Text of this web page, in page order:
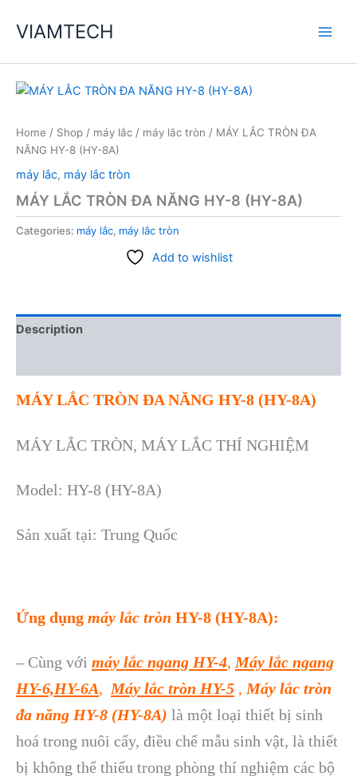
VIAMTECH
Home / Shop / máy lắc / máy lắc tròn / MÁY LẮC TRÒN ĐA
NĂNG HY-8 (HY-8A)
máy lắc, máy lắc tròn
MÁY LẮC TRÒN ĐA NĂNG HY-8 (HY-8A)
Categories: máy lắc, máy lắc tròn
Add to wishlist
Description
MÁY LẮC TRÒN ĐA NĂNG HY-8 (HY-8A)
MÁY LẮC TRÒN, MÁY LẮC THÍ NGHIỆM
Model: HY-8 (HY-8A)
Sản xuất tại: Trung Quốc
Ứng dụng máy lắc tròn HY-8 (HY-8A):
– Cùng với máy lắc ngang HY-4, Máy lắc ngang
HY-6,HY-6A, Máy lắc tròn HY-5 , Máy lắc tròn
đa năng HY-8 (HY-8A) là một loại thiết bị sinh
hoá trong nuôi cấy, điều chế mẫu sinh vật, là thiết
bị không thể thiếu trong phòng thí nghiệm các bộ